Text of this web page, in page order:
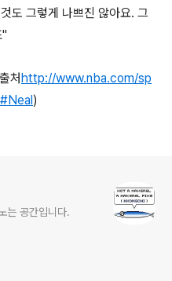
도 그렇게 나쁘진 않아요. 그
"
처http://www.nba.com/sp
)
는 공간입니다.